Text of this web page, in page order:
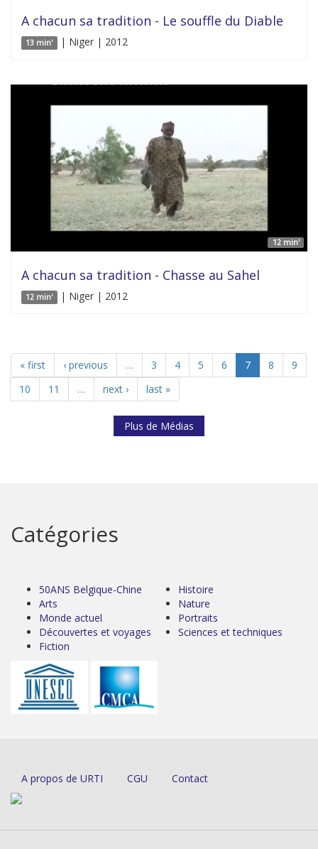
A chacun sa tradition - Le souffle du Diable
13 min' | Niger | 2012
12 min'
A chacun sa tradition - Chasse au Sahel
12 min' | Niger | 2012
« first ‹ previous … 3 4 5 6 7 8
9
10
11 … next › last »
Plus de Médias
Catégories
50ANS Belgique-Chine
Arts
Monde actuel
Découvertes et voyages
Fiction
Histoire
Nature
Portraits
Sciences et techniques
A propos de URTI CGU Contact